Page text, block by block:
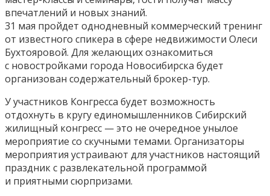
впечатлений и новых знаний.
31 мая пройдет однодневный коммерческий тренинг
от известного спикера в сфере недвижимости Олеси
Бухтояровой. Для желающих ознакомиться
с новостройками города Новосибирска будет
организован содержательный брокер-тур.
У участников Конгресса будет возможность
отдохнуть в кругу единомышленников Сибирский
жилищный конгресс — это не очередное унылое
мероприятие со скучными темами. Организаторы
мероприятия устраивают для участников настоящий
праздник с развлекательной программой
и приятными сюрпризами.